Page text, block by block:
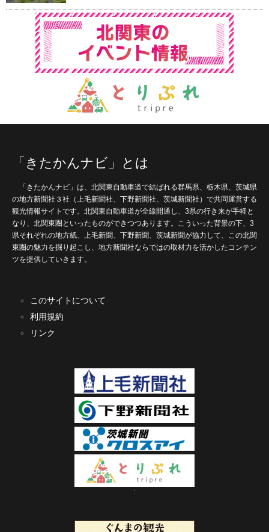
「きたかんナビ」とは
「きたかんナビ」は、北関東自動車道で結ばれる群馬県、栃木県、茨城県
の地方新聞社３社（上毛新聞社、下野新聞社、茨城新聞社）で共同運営する
観光情報サイトです。北関東自動車道が全線開通し、3県の行き来が手軽と
なり、北関東圏といったものができつつあります。こういった背景の下、3
県それぞれの地方紙、上毛新聞、下野新聞、茨城新聞が協力して、この北関
東圏の魅力を掘り起こし、地方新聞社ならではの取材力を活かしたコンテン
ツを提供していきます。
このサイトについて
利用規約
リンク